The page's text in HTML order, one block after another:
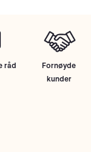
råd
Fornøyde
kunder